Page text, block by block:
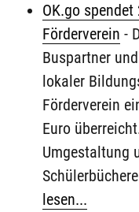
OK.go
Förderverein -
Buspartner
lokaler
Förderverein
Euro
Umgestaltung
lesen...